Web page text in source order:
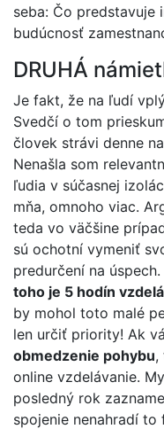
seba: Čo predstavuje
budúcnosť
DRUHÁ
Je fakt, že na ľudí
Svedčí o tom
človek strávi denne
Nenašla som
ľudia v súčasnej
mňa, omnoho viac.
teda vo väčšine
sú ochotní vymeniť
predurčení na úspech.
toho je 5 hodín
by mohol toto malé
len určiť priority! Ak
obmedzenie pohybu,
online vzdelávanie.
posledný rok
spojenie nenahradí